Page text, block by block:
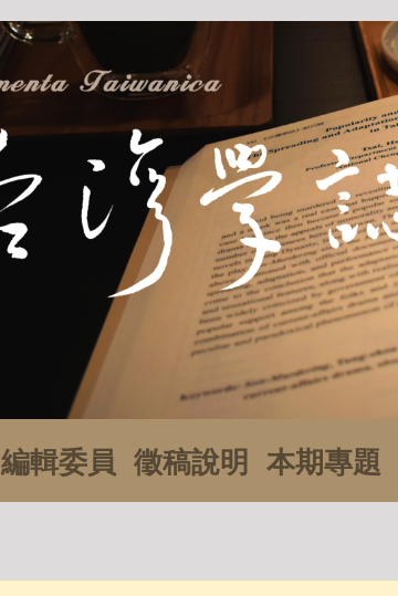
編輯委員 徵稿說明 本期專題